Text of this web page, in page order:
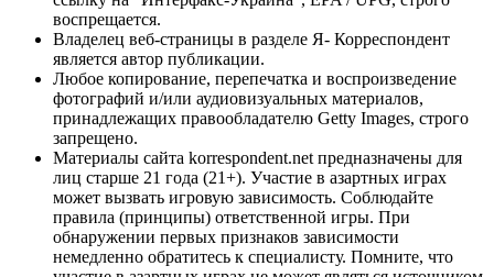
воспрещается.
Владелец веб-страницы в разделе Я- Корреспондент
является автор публикации.
Любое копирование, перепечатка и воспроизведение
фотографий и/или аудиовизуальных материалов,
принадлежащих правообладателю Getty Images, строго
запрещено.
Материалы сайта korrespondent.net предназначены для
лиц старше 21 года (21+). Участие в азартных играх
может вызвать игровую зависимость. Соблюдайте
правила (принципы) ответственной игры. При
обнаружении первых признаков зависимости
немедленно обратитесь к специалисту. Помните, что